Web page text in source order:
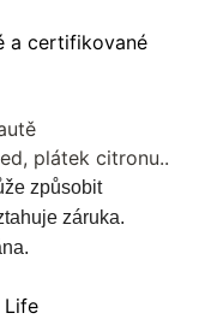
a certifikované
plátek citronu..
způsobit
záruka.
Life